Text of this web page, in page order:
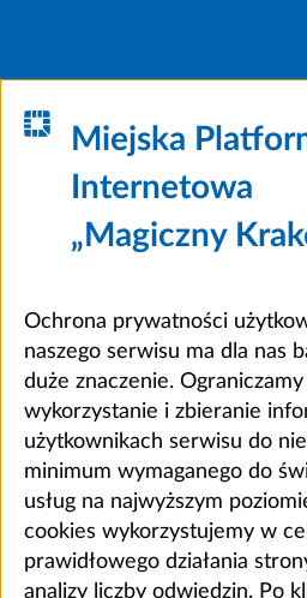
Miejska
Internetowa
„Magiczny
Ochrona prywatności
naszego serwisu ma dla nas
duże znaczenie. Ograniczamy
wykorzystanie i zbieranie
użytkownikach serwisu do
minimum wymaganego do
usług na najwyższym
cookies wykorzystujemy w
prawidłowego działania
analizy liczby odwiedzin. Po